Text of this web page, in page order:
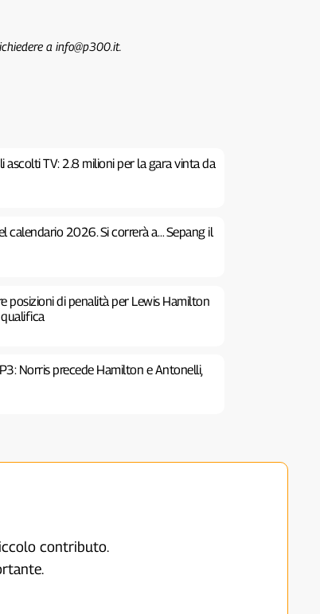
a info@p300.it.
ascolti TV: 2.8 milioni per la gara vinta da
calendario 2026. Si correrà a… Sepang il
posizioni di penalità per Lewis Hamilton
Norris precede Hamilton e Antonelli,
contributo.